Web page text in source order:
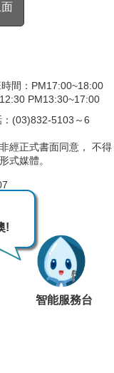
間：PM17:00~18:00
PM13:30~17:00
(03)832-5103～6
經正式書面同意， 不得
式媒體。
!
智能服務台